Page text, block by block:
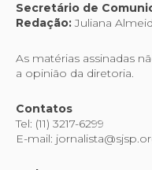
Secretário de
Redação:Juliana
As matérias assinadas
a opinião da diretoria.
Contatos
Tel: (11) 3217-6299
E-mail: